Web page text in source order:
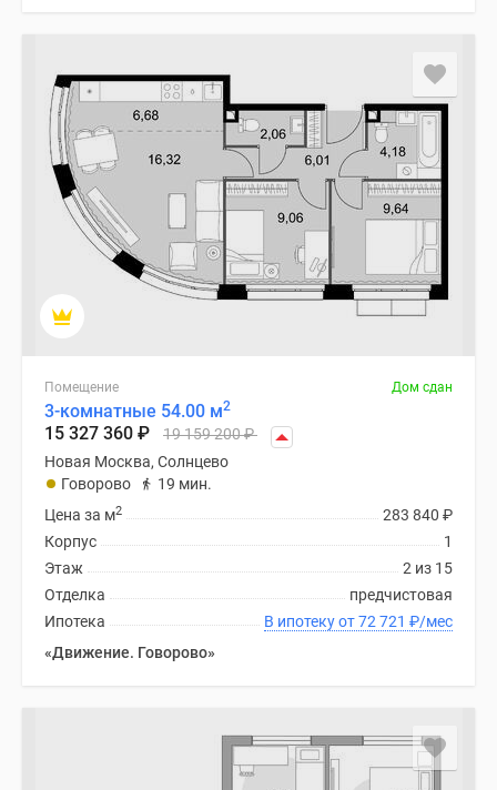
Помещение Дом сдан
3-комнатные 54.00 м2
15 327 360 ₽ 19 159 200₽
Новая Москва, Солнцево
Говорово
19 мин.
283 840 ₽
Цена за м2
1
Корпус
2 из 15
Этаж
предчистовая
Отделка
В ипотеку от 72 721 ₽/мес
Ипотека
«Движение. Говорово»